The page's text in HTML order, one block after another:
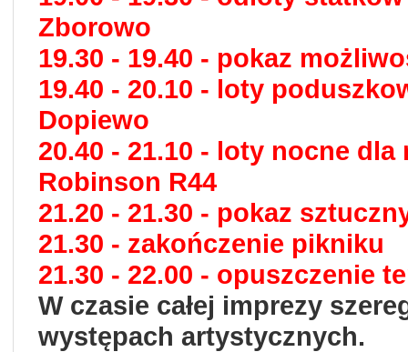
Zborowo
19.30 - 19.40 - pokaz
19.40 - 20.10 - loty
Dopiewo
20.40 - 21.10 - loty nocne
Robinson R44
21.20 - 21.30 - pokaz
21.30 - zakończenie pikniku
21.30 - 22.00 - opuszczenie
W czasie całej imprezy
występach artystycznych.